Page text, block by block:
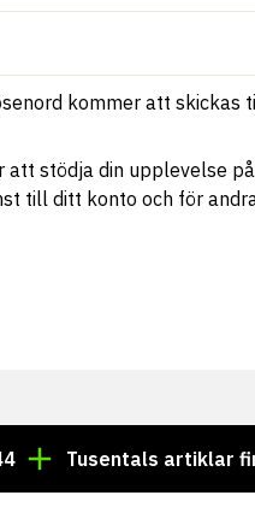
kommer att skickas
att stödja din upplevelse
till ditt konto och för
Tusentals artiklar